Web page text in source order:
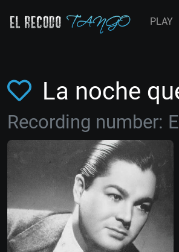
PLAY
La noche
Recording number: